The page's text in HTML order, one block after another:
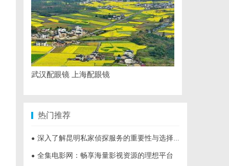
武汉配眼镜 上海配眼镜
热门推荐
● 深入了解昆明私家侦探服务的重要性与选择指南
● 全集电影网：畅享海量影视资源的理想平台